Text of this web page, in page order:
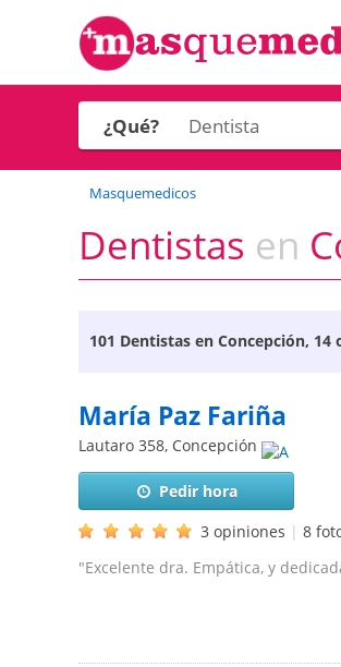
¿Qué?
Masquemedicos
Dentistas en
101 Dentistas en Concepción, 14
María Paz Fariña
Lautaro 358, Concepción
Pedir hora
3 opiniones | 8
"Excelente dra. Empática, y